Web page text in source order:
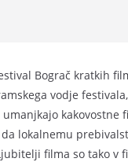
Bograč kratkih
vodje
kakovostne
lokalnemu
filma so tako v